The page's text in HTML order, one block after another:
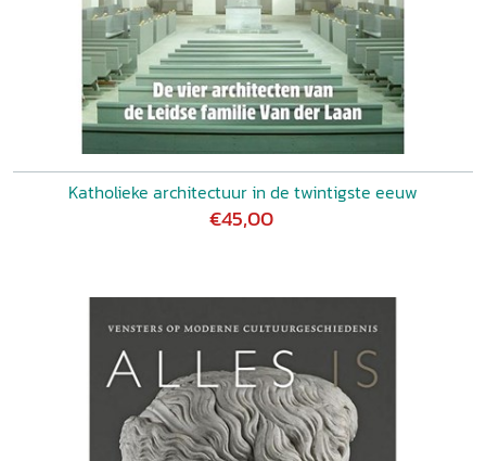
Katholieke architectuur in de twintigste eeuw
€45,00